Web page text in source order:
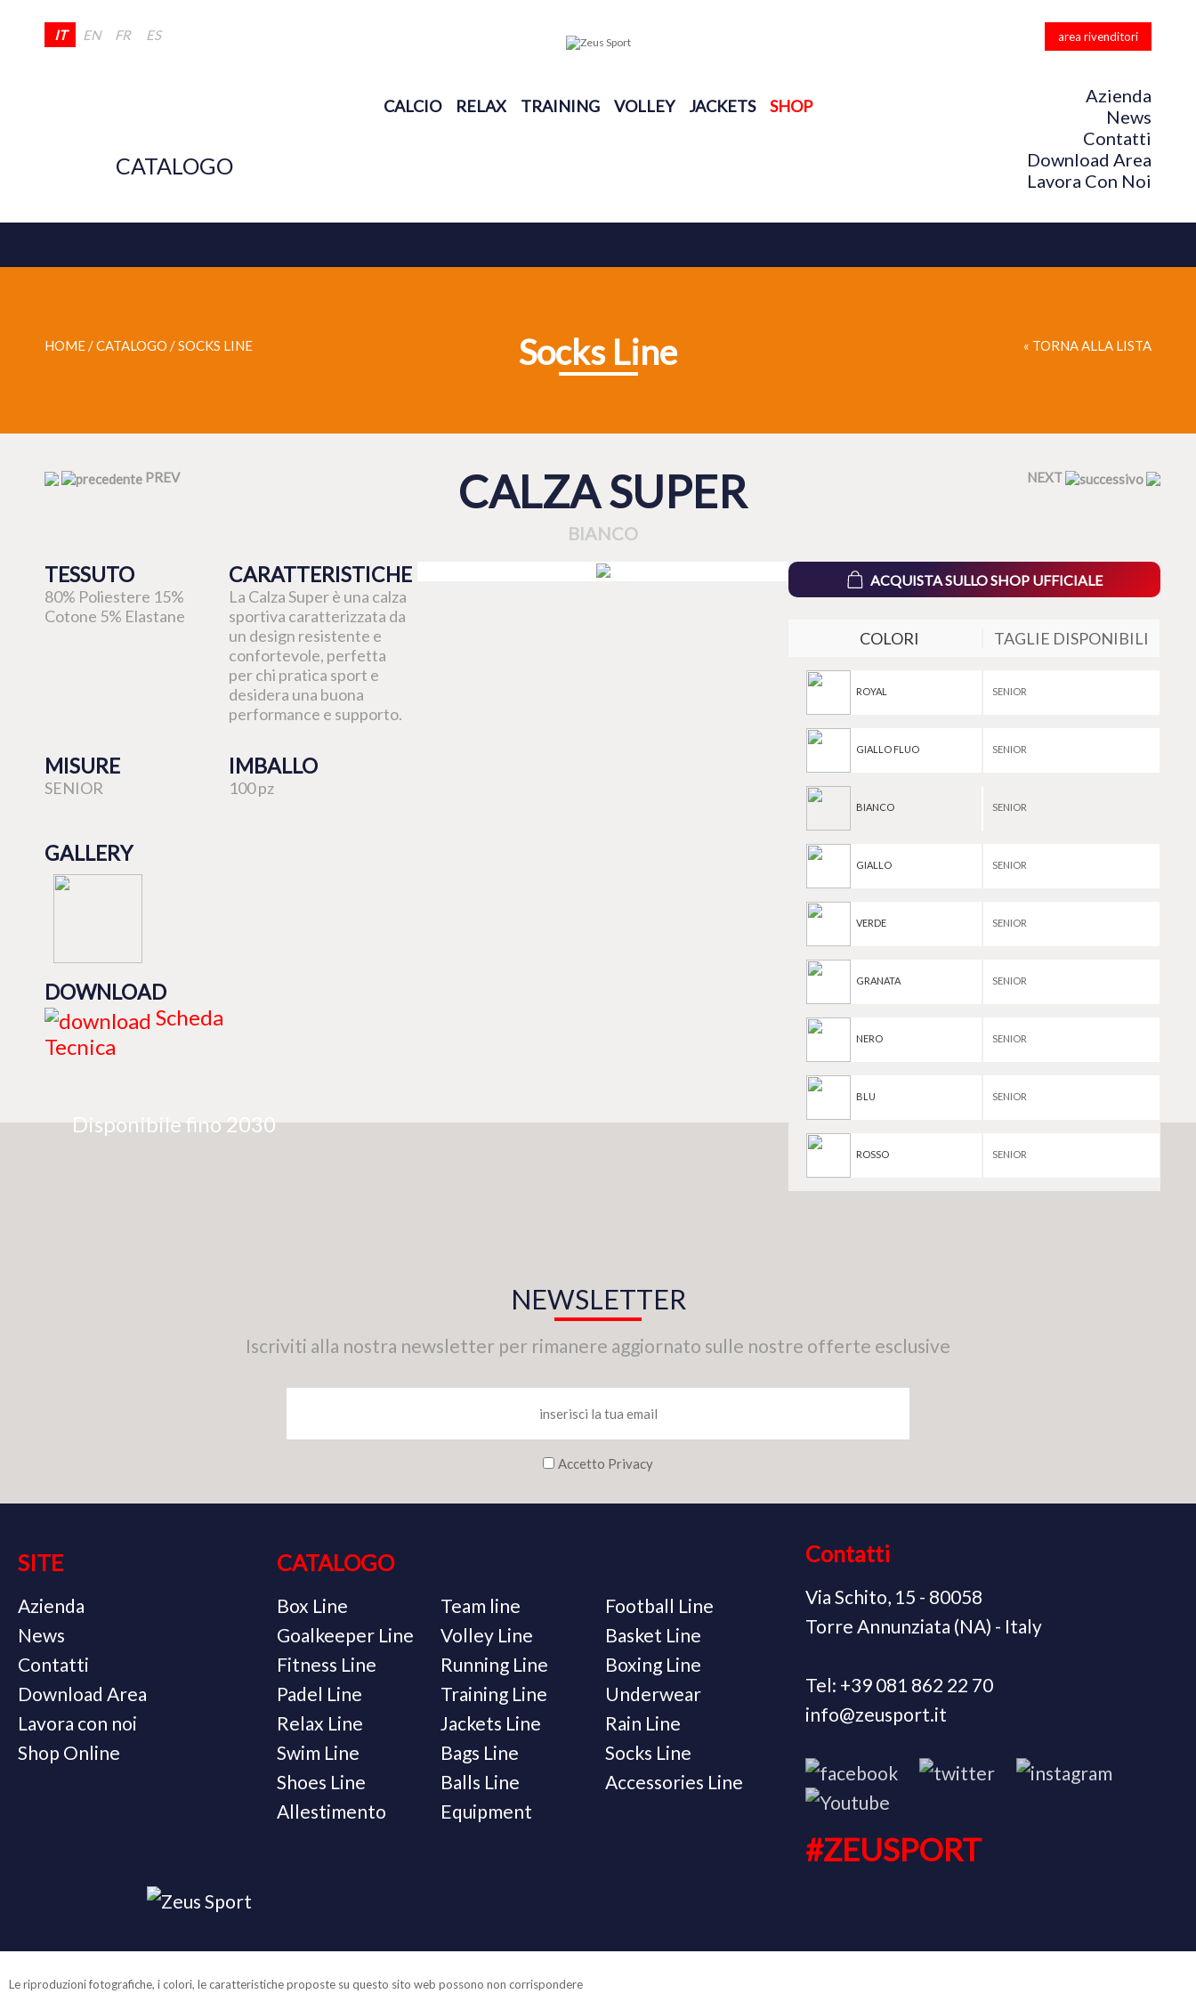
CALCIO RELAX TRAINING VOLLEY JACKETS SHOP
IT EN FR ES area rivenditori
CATALOGO
Azienda
News
Contatti
Download Area
Lavora Con Noi
HOME / CATALOGO /SOCKS LINE Socks Line « TORNA ALLA LISTA
PREV CALZA SUPER
BIANCO
NEXT
TESSUTO
80% Poliestere 15%
Cotone 5% Elastane
CARATTERISTICHE
La Calza Super è una calza
sportiva caratterizzata da
un design resistente e
confortevole, perfetta
per chi pratica sport e
desidera una buona
performance e supporto.
MISURE
SENIOR
IMBALLO
100 pz
GALLERY
DOWNLOAD
Scheda
Tecnica
Disponibile fino 2030
ACQUISTA SULLO SHOP UFFICIALE
COLORI TAGLIE DISPONIBILI
ROYAL SENIOR
GIALLO FLUO SENIOR
BIANCO SENIOR
GIALLO SENIOR
VERDE SENIOR
GRANATA SENIOR
NERO SENIOR
BLU SENIOR
ROSSO SENIOR
NEWSLETTER
Iscriviti alla nostra newsletter per rimanere aggiornato sulle nostre offerte esclusive
Accetto Privacy
SITE
Azienda
News
Contatti
Download Area
Lavora con noi
Shop Online
CATALOGO
Box Line Team line
Football Line
Goalkeeper Line
Volley Line
Basket Line
Fitness Line
Running Line
Boxing Line
Padel Line
Training Line
Underwear
Relax Line
Jackets Line
Rain Line
Swim Line
Bags Line
Socks Line
Shoes Line
Balls Line
Accessories Line
Allestimento
Equipment
Contatti
Via Schito, 15 - 80058
Torre Annunziata (NA) - Italy
Tel: +39 081 862 22 70
info@zeusport.it
#ZEUSPORT
Le riproduzioni fotografiche, i colori, le caratteristiche proposte su questo sito web possono non corrispondere